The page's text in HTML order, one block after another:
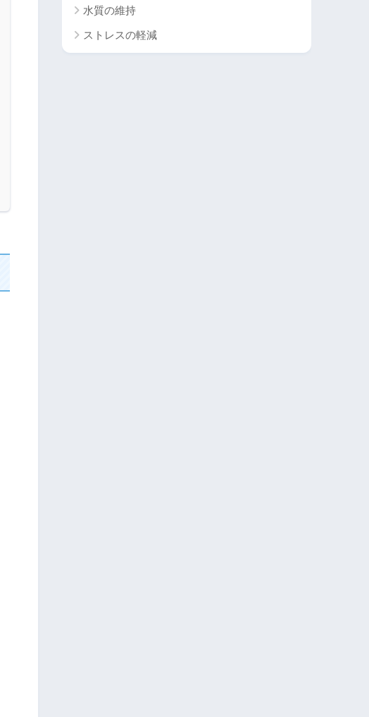
水質の維持
ストレスの軽減